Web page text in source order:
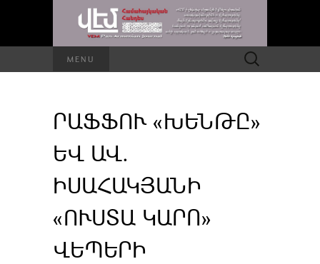
MENU Որոնել՝
ՐԱՖՖՈՒ «ԽԵՆԹԸ»
ԵՎ ԱՎ.
ԻՍԱՀԱԿՅԱՆԻ
«ՈՒՍՏԱ ԿԱՐՈ»
ՎԵՊԵՐԻ